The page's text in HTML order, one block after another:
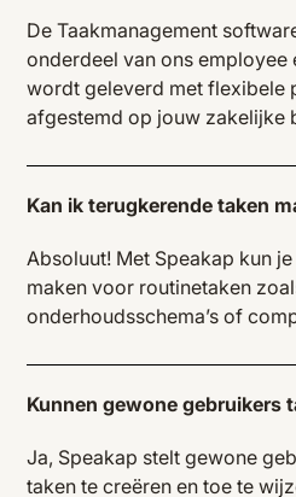
De Taakmanagement
onderdeel van ons
wordt geleverd met flexibele
afgestemd op jouw zakelijke
Kan ik terugkerende taken
Absoluut! Met Speakap kun
maken voor routinetaken
onderhoudsschema’s of
Kunnen gewone gebruikers
Ja, Speakap stelt gewone
taken te creëren en toe te